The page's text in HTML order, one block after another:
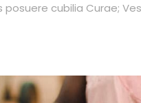
cubilia Curae;